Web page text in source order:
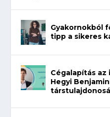
Gyakornokból
tipp a sikeres
Cégalapítás az
Hegyi